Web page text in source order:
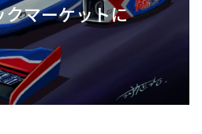
クマーケットに